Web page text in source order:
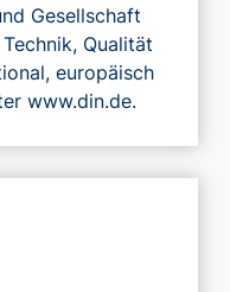
Gesellschaft
Qualität
europäisch
www.din.de.